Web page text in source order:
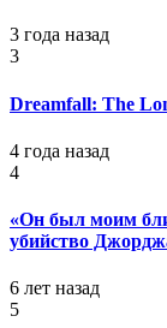
3 года назад
3
Dreamfall: The
4 года назад
4
«Он был моим
убийство
6 лет назад
5